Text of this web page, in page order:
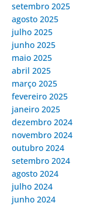
setembro 2025
agosto 2025
julho 2025
junho 2025
maio 2025
abril 2025
março 2025
fevereiro 2025
janeiro 2025
dezembro 2024
novembro 2024
outubro 2024
setembro 2024
agosto 2024
julho 2024
junho 2024